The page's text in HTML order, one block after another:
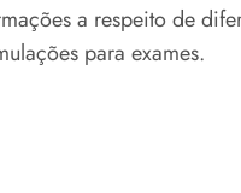
a respeito de
para exames.